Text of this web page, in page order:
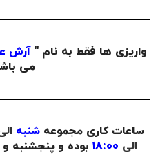
واریزی ها فقط به نام " آرش
می
ساعات کاری مجموعه شنبه
الی
بوده و پنجشنبه